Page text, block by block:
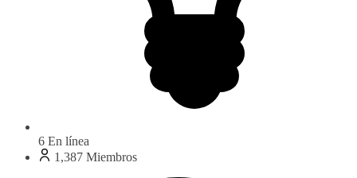
6 En línea
1,387 Miembros